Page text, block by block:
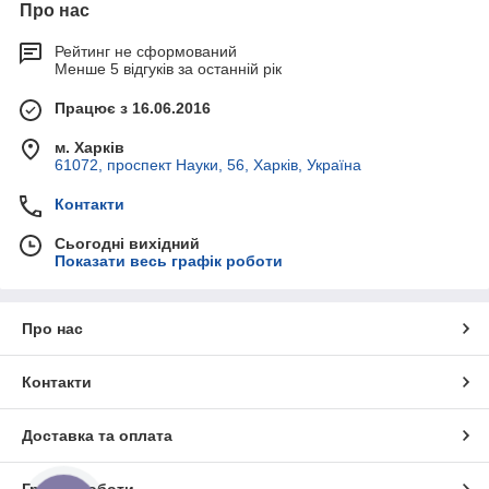
Про нас
Рейтинг не сформований
Менше 5 відгуків за останній рік
Працює з 16.06.2016
м. Харків
61072, проспект Науки, 56, Харків, Україна
Контакти
Сьогодні вихідний
Показати весь графік роботи
Про нас
Контакти
Доставка та оплата